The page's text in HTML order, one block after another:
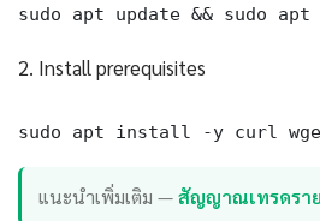
sudo apt update && sudo apt
2. Install prerequisites
sudo apt install -y curl wget
แนะนำเพิ่มเติม —สัญญาณเทรดรา